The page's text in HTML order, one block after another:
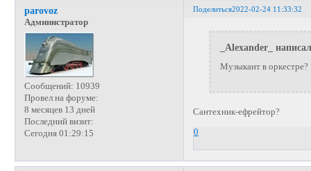
Поделиться2022-02-24 11:33:32
parovoz
Администратор
Сообщений: 10939
Провел на форуме:
8 месяцев 13 дней
Последний визит:
Сегодня 01:29:15
_Alexander_
Музыкант в оркестре?
Сантехник-ефрейтор?
0